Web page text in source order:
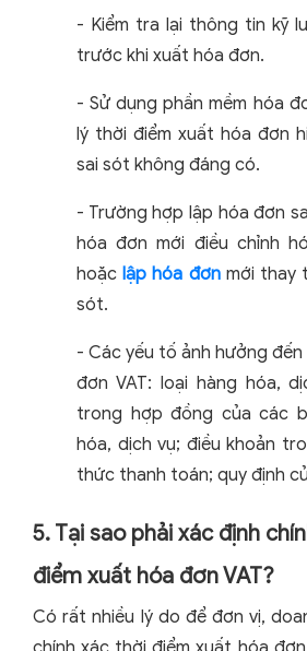
- Kiểm tra lại thông tin kỹ
trước khi xuất hóa đơn.
- Sử dụng phần mềm hóa
lý thời điểm xuất hóa đơn
sai sót không đáng có.
- Trường hợp lập hóa đơn
hóa đơn mới điều chỉnh
hoặclập hóa đơnmới thay
sót.
- Các yếu tố ảnh hưởng
đơn VAT: loại hàng hóa,
trong hợp đồng của các
hóa, dịch vụ; điều khoản
thức thanh toán; quy định
5. Tại sao phải xác định
điểm xuất hóa đơn VAT?
Có rất nhiều lý do để đơn vị,